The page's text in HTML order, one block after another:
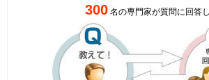
300 名の専門家が質問に回答